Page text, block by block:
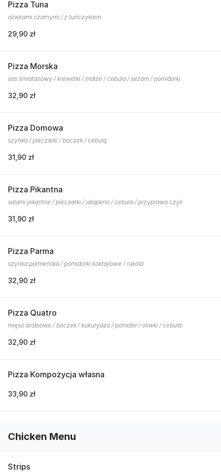
Pizza Tuna
oliwkami czarnymi / z tuńczykiem
29,90 zł
Pizza Morska
sos śmiatanowy / krewetki / małże / cebula / sezam / pomidorki
32,90 zł
Pizza Domowa
szynka / pieczarki / boczek / cebulą
31,90 zł
Pizza Pikantna
salami pikantne / pieczarki / jalapeno / cebula / przyprawa czyli
31,90 zł
Pizza Parma
szynka parmeńska / pomidorki koktajlowe / rukola
32,90 zł
Pizza Quatro
mięso drobiowe / boczek / kukurydza / pomidor / oliwki / cebula
32,90 zł
Pizza Kompozycja własna
33,90 zł
Chicken Menu
Strips